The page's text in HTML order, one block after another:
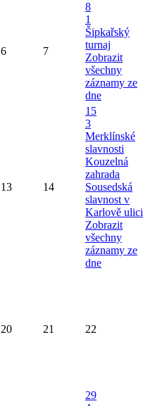
6 7
8
1
Šipkařský
turnaj
Zobrazit
všechny
záznamy ze
dne
13 14
15
3
Merklínské
slavnosti
Kouzelná
zahrada
Sousedská
slavnost v
Karlově ulici
Zobrazit
všechny
záznamy ze
dne
20 21 22
29